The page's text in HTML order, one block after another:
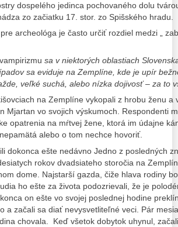
dospelého jedinca pochovaného dolu
zo začiatku 17. stor. zo Spišského hradu.
archeológa je často určiť rozdiel medzi „
sa v niektorých oblastiach
sa eviduje na Zemplíne, kde je upír
veľké suchá, alebo nízka dojivosť – za to
na Zemplíne vykopali z hrobu ženu a
Mjartan vo svojich výskumoch. Respondenti
opatrenia na mŕtvej žene, ktorá im údajne
alebo o tom nechce hovoriť.
dokonca ešte nedávno Jedno z posledných
rokov dvadsiateho storočia na
dome. Najstarší gazda, čiže hlava rodiny
ho ešte za života podozrievali, že je
on ešte vo svojej poslednej hodine
a začali sa diať nevysvetliteľné veci. Pár
chovala. Keď všetok dobytok uhynul,